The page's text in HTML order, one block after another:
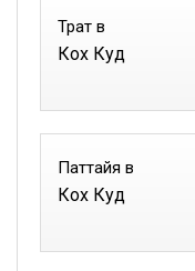
Трат в
Кох Куд
Паттайя в
Кох Куд